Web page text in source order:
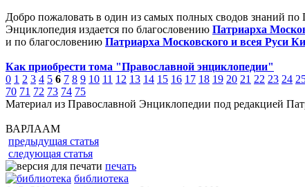
Добро пожаловать в один из самых полных сводов знаний
Энциклопедия издается по благословению Патриарха
и по благословению Патриарха Московского и всея Руси
Как приобрести тома "Православной энциклопедии"
0 1 2 3 4 5 6 7 8 9 10 11 12 13 14 15 16 17 18 19 20 21 22 23 24
70 71 72 73 74 75
Материал из Православной Энциклопедии под редакцией
ВАРЛААМ
предыдущая статья
следующая статья
печать
библиотека